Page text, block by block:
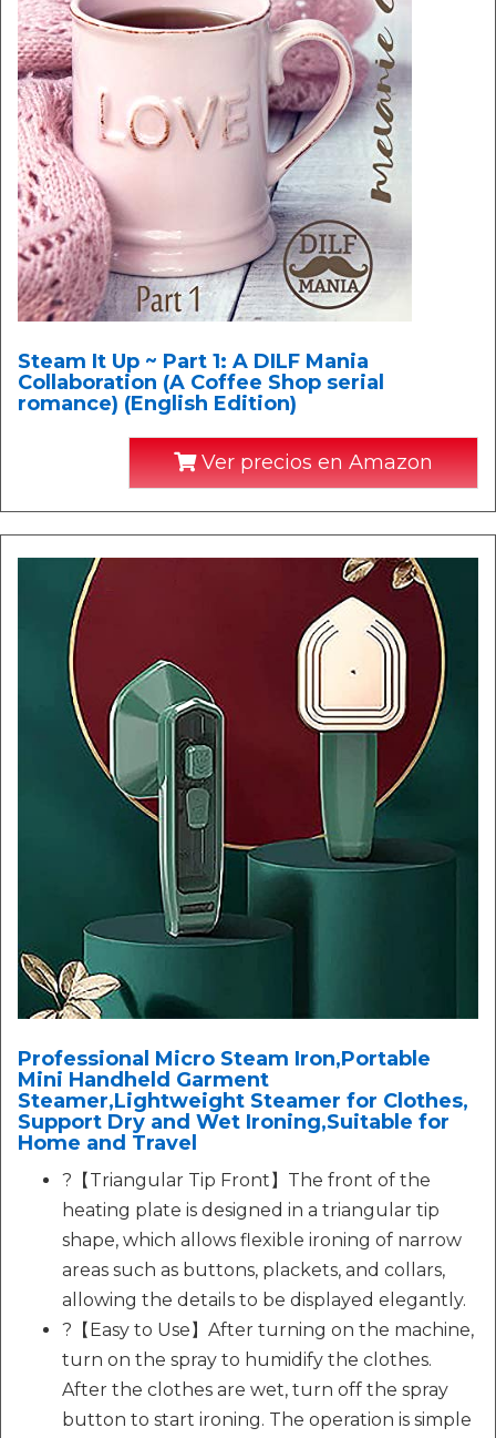
Steam It Up ~ Part 1: A DILF Mania
Collaboration (A Coffee Shop serial
romance) (English Edition)
Ver precios en Amazon
Professional Micro Steam Iron,Portable
Mini Handheld Garment
Steamer,Lightweight Steamer for Clothes,
Support Dry and Wet Ironing,Suitable for
Home and Travel
?【Triangular Tip Front】The front of the
heating plate is designed in a triangular tip
shape, which allows flexible ironing of narrow
areas such as buttons, plackets, and collars,
allowing the details to be displayed elegantly.
?【Easy to Use】After turning on the machine,
turn on the spray to humidify the clothes.
After the clothes are wet, turn off the spray
button to start ironing. The operation is simple